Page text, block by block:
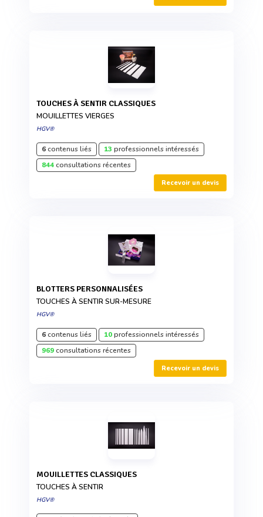
TOUCHES À SENTIR CLASSIQUES
MOUILLETTES VIERGES
HGV®
6contenus liés 13 professionnels intéressés
844consultations récentes
Recevoir un devis
BLOTTERS PERSONNALISÉES
TOUCHES À SENTIR SUR-MESURE
HGV®
6contenus liés 10professionnels intéressés
969consultations récentes
Recevoir un devis
MOUILLETTES CLASSIQUES
TOUCHES À SENTIR
HGV®